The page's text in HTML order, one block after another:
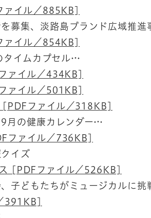
イル／885KB]
募集、淡路島ブランド広域推
イル／854KB]
イムカプセル…
ァイル／434KB]
ァイル／501KB]
ファイル／318KB]
月の健康カレンダー…
ァイル／736KB]
イズ
[PDFファイル／526KB]
子どもたちがミュージカルに
391KB]